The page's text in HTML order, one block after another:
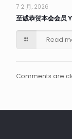
7 2 月, 2026
至诚恭贺本会会员
Read
Comments are